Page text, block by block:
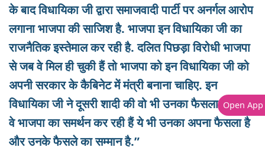
के बाद विधायिका जी द्वारा समाजवादी पार्टी पर अनर्गल आरोप
लगाना भाजपा की साजिश है. भाजपा इन विधायिका जी का
राजनैतिक इस्तेमाल कर रही है. दलित पिछड़ा विरोधी भाजपा
से जब वे मिल ही चुकी हैं तो भाजपा को इन विधायिका जी को
अपनी सरकार के कैबिनेट में मंत्री बनाना चाहिए. इन
विधायिका जी ने दूसरी शादी की वो भी उनका फैसला था और
वे भाजपा का समर्थन कर रही हैं ये भी उनका अपना फैसला है
और उनके फैसले का सम्मान है.”
Open App